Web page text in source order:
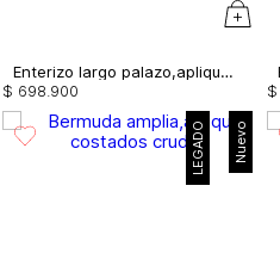
Enterizo largo palazo,aplique flor
$ 698 900
$
Nuevo
LEGADO